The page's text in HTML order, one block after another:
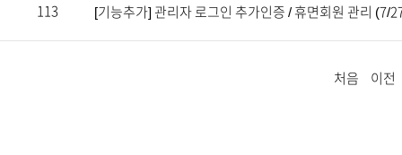
113 [기능추가] 관리자 로그인 추가인증 / 휴면회원 관리 (7/
처음 이전